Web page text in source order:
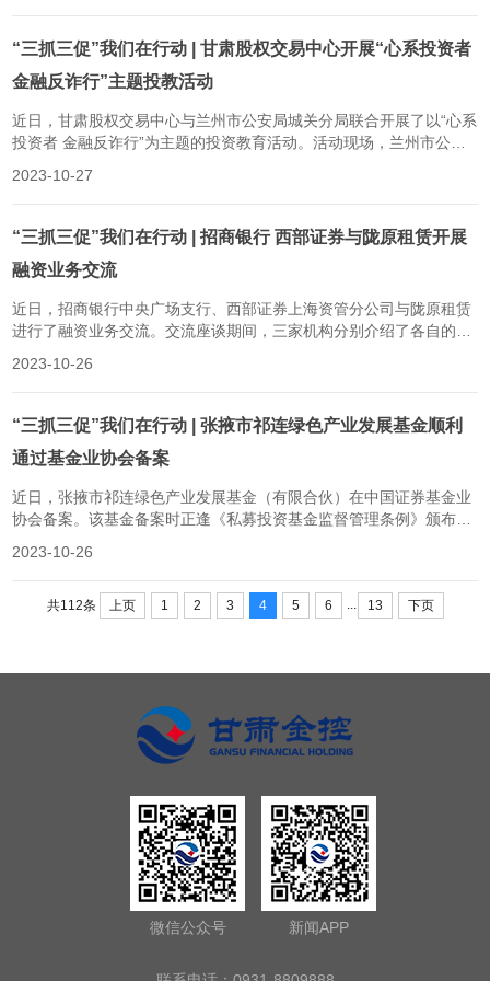
银资本聚焦服务国家战略和融入地方经济发展，积极布局新能源、半
导体等战略性新兴产业，稳步推...
“三抓三促”我们在行动 | 甘肃股权交易中心开展“心系投资者
金融反诈行”主题投教活动
近日，甘肃股权交易中心与兰州市公安局城关分局联合开展了以“心系
投资者 金融反诈行”为主题的投资教育活动。活动现场，兰州市公安
诈骗的概念、起源、类型和特点，并分享了近期典型的诈骗案例及防
御方法。他希望帮助投资者树立科学的投资理财观念，认清诈骗手
段，远离电信网络诈骗和其他非...
2023-10-27
“三抓三促”我们在行动 | 招商银行 西部证券与陇原租赁开展
融资业务交流
近日，招商银行中央广场支行、西部证券上海资管分公司与陇原租赁
进行了融资业务交流。交流座谈期间，三家机构分别介绍了各自的业
租赁，并引荐了西部证券，希望三方能深入合作开展融资业务。三方
就资产证券化、光伏项目、公租房计划（Retis）和租赁业务转型等方
面进行了交流讨论。一致认为通...
2023-10-26
“三抓三促”我们在行动 | 张掖市祁连绿色产业发展基金顺利
通过基金业协会备案
近日，张掖市祁连绿色产业发展基金（有限合伙）在中国证券基金业
协会备案。该基金备案时正逢《私募投资基金监督管理条例》颁布实
顺利通过基金备案奠定了基础。下一步，金控基金公司将根据已完成
项目的实际情况推动拟投资项目尽快落地。同时，对之前储备的项目
进行新一轮尽调工作，积极投资...
2023-10-26
共112条 上页 1 2 3 4 5 6 ... 13 下页
微信公众号 新闻APP